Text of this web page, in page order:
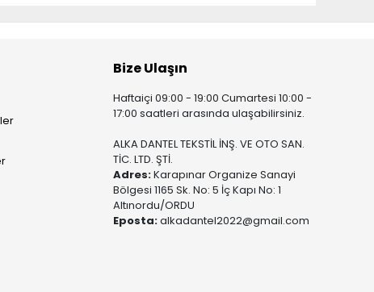
Bize Ulaşın
Haftaiçi 09:00 - 19:00 Cumartesi 10:00 -
17:00 saatleri arasında ulaşabilirsiniz.
ALKA DANTEL TEKSTİL İNŞ. VE OTO SAN.
TİC. LTD. ŞTİ.
Adres:Karapınar Organize Sanayi
Bölgesi 1165 Sk. No: 5 İç Kapı No: 1
Altınordu/ORDU
Eposta:alkadantel2022@gmail.com